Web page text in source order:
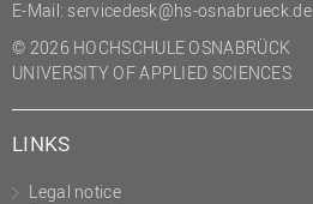
E-Mail: servicedesk@hs-osnabrueck.de
© 2026 HOCHSCHULE OSNABRÜCK
UNIVERSITY OF APPLIED SCIENCES
LINKS
Legal notice